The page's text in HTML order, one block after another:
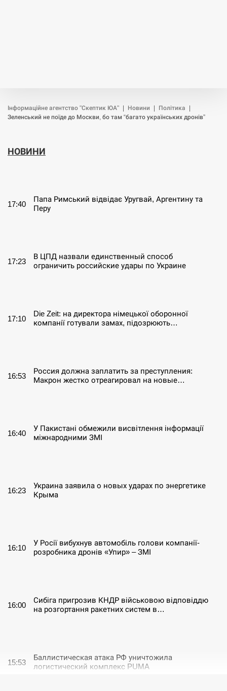
Інформаційне агентство "Скептик ЮА" Новини Політика
Зеленський не поїде до Москви, бо там “багато українських дронів”
НОВИНИ
17:40
Папа Римський відвідає Уругвай, Аргентину та
Перу
17:23
В ЦПД назвали единственный способ
ограничить российские удары по Украине
17:10
Die Zeit: на директора німецької оборонної
компанії готували замах, підозрюють…
16:53
Россия должна заплатить за преступления:
Макрон жестко отреагировал на новые…
16:40
У Пакистані обмежили висвітлення інформації
міжнародними ЗМІ
16:23
Украина заявила о новых ударах по энергетике
Крыма
16:10
У Росії вибухнув автомобіль голови компанії-
розробника дронів «Упир» – ЗМІ
16:00
Сибіга пригрозив КНДР військовою відповіддю
на розгортання ракетних систем в…
15:53
Баллистическая атака РФ уничтожила
логистический комплекс PUMA